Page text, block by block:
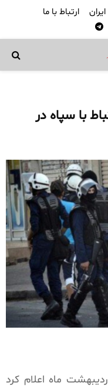
ارتباط با ما
Telegram
با سپاه در
کشور بحرین روز شنبه 19 اردیبهشت ماه اعلام کرد